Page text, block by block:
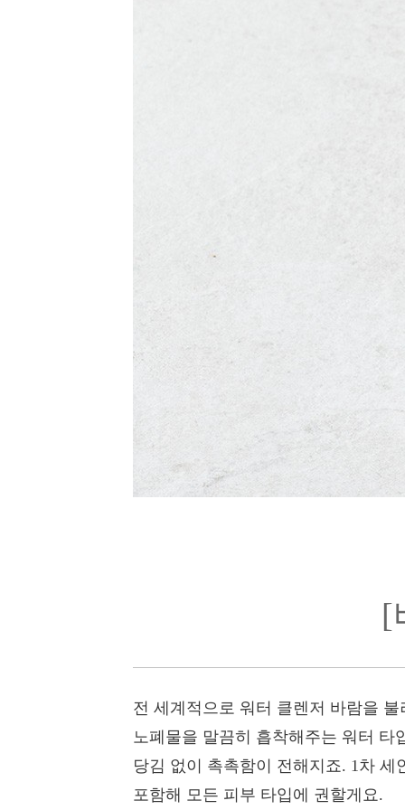
[
전 세계적으로 워터 클렌저 바람을
노폐물을 말끔히 흡착해주는 워터 타
당김 없이 촉촉함이 전해지죠. 1차
포함해 모든 피부 타입에 권할게요.